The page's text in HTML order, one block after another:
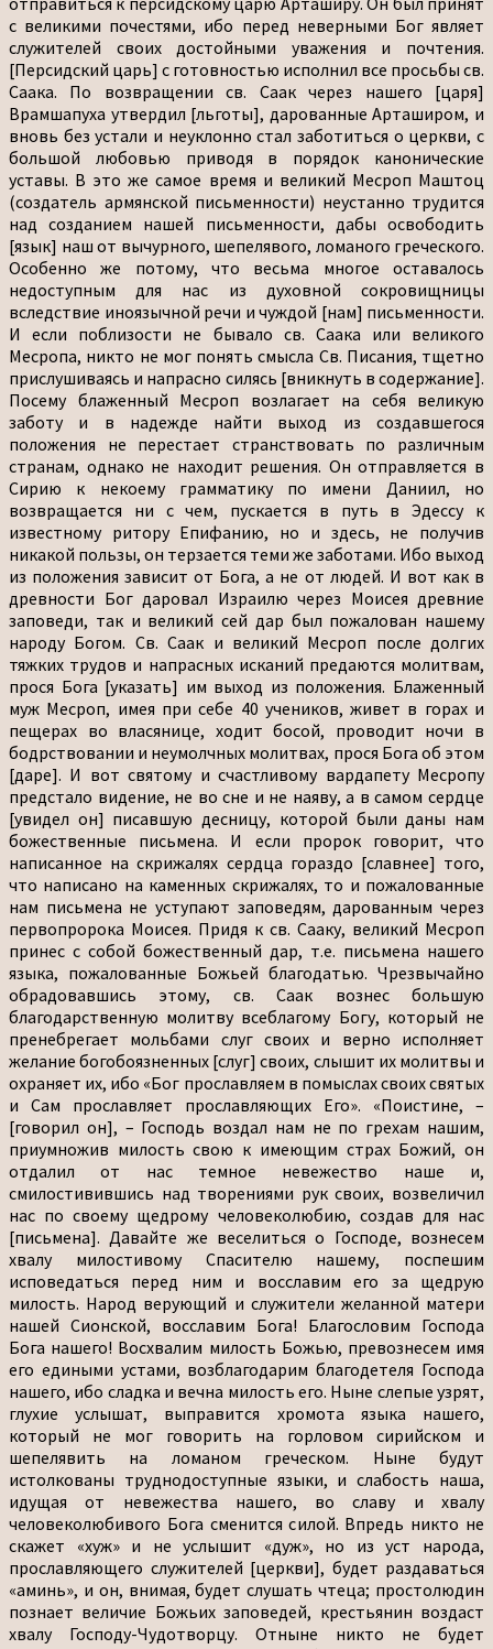
с великими почестями, ибо перед неверными Бог являет
служителей своих достойными уважения и почтения.
[Персидский царь] с готовностью исполнил все просьбы св.
Саака. По возвращении св. Саак через нашего [царя]
Врамшапуха утвердил [льготы], дарованные Арташиром, и
вновь без устали и неуклонно стал заботиться о церкви, с
большой любовью приводя в порядок канонические
уставы. В это же самое время и великий Месроп Маштоц
(создатель армянской письменности) неустанно трудится
над созданием нашей письменности, дабы освободить
[язык] наш от вычурного, шепелявого, ломаного греческого.
Особенно же потому, что весьма многое оставалось
недоступным для нас из духовной сокровищницы
вследствие иноязычной речи и чуждой [нам] письменности.
И если поблизости не бывало св. Саака или великого
Месропа, никто не мог понять смысла Св. Писания, тщетно
прислушиваясь и напрасно силясь [вникнуть в содержание].
Посему блаженный Месроп возлагает на себя великую
заботу и в надежде найти выход из создавшегося
положения не перестает странствовать по различным
странам, однако не находит решения. Он отправляется в
Сирию к некоему грамматику по имени Даниил, но
возвращается ни с чем, пускается в путь в Эдессу к
известному ритору Епифанию, но и здесь, не получив
никакой пользы, он терзается теми же заботами. Ибо выход
из положения зависит от Бога, а не от людей. И вот как в
древности Бог даровал Израилю через Моисея древние
заповеди, так и великий сей дар был пожалован нашему
народу Богом. Св. Саак и великий Месроп после долгих
тяжких трудов и напрасных исканий предаются молитвам,
прося Бога [указать] им выход из положения. Блаженный
муж Месроп, имея при себе 40 учеников, живет в горах и
пещерах во власянице, ходит босой, проводит ночи в
бодрствовании и неумолчных молитвах, прося Бога об этом
[даре]. И вот святому и счастливому вардапету Месропу
предстало видение, не во сне и не наяву, а в самом сердце
[увидел он] писавшую десницу, которой были даны нам
божественные письмена. И если пророк говорит, что
написанное на скрижалях сердца гораздо [славнее] того,
что написано на каменных скрижалях, то и пожалованные
нам письмена не уступают заповедям, дарованным через
первопророка Моисея. Придя к св. Сааку, великий Месроп
принес с собой божественный дар, т.е. письмена нашего
языка, пожалованные Божьей благодатью. Чрезвычайно
обрадовавшись этому, св. Саак вознес большую
благодарственную молитву всеблагому Богу, который не
пренебрегает мольбами слуг своих и верно исполняет
желание богобоязненных [слуг] своих, слышит их молитвы и
охраняет их, ибо «Бог прославляем в помыслах своих святых
и Сам прославляет прославляющих Его». «Поистине, –
[говорил он], – Господь воздал нам не по грехам нашим,
приумножив милость свою к имеющим страх Божий, он
отдалил от нас темное невежество наше и,
смилостивившись над творениями рук своих, возвеличил
нас по своему щедрому человеколюбию, создав для нас
[письмена]. Давайте же веселиться о Господе, вознесем
хвалу милостивому Спасителю нашему, поспешим
исповедаться перед ним и восславим его за щедрую
милость. Народ верующий и служители желанной матери
нашей Сионской, восславим Бога! Благословим Господа
Бога нашего! Восхвалим милость Божью, превознесем имя
его едиными устами, возблагодарим благодетеля Господа
нашего, ибо сладка и вечна милость его. Ныне слепые узрят,
глухие услышат, выправится хромота языка нашего,
который не мог говорить на горловом сирийском и
шепелявить на ломаном греческом. Ныне будут
истолкованы труднодоступные языки, и слабость наша,
идущая от невежества нашего, во славу и хвалу
человеколюбивого Бога сменится силой. Впредь никто не
скажет «хуж» и не услышит «дуж», но из уст народа,
прославляющего служителей [церкви], будет раздаваться
«аминь», и он, внимая, будет слушать чтеца; простолюдин
познает величие Божьих заповедей, крестьянин воздаст
хвалу Господу-Чудотворцу. Отныне никто не будет